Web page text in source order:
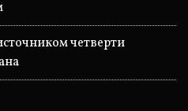
четверти